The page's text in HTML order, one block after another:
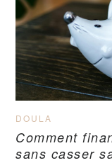
DOULA
Comment
sans casser